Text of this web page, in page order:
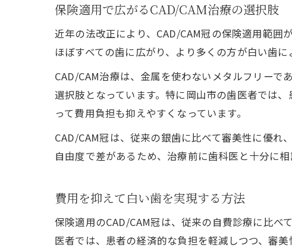
保険適用で広がるCAD/CAM治療の選択肢
近年の法改正により、CAD/CAM冠の保険適用範
ほぼすべての歯に広がり、より多くの方が白い歯
CAD/CAM治療は、金属を使わないメタルフリー
選択肢となっています。特に岡山市の歯医者では
って費用負担も抑えやすくなっています。
CAD/CAM冠は、従来の銀歯に比べて審美性に優
自由度で差があるため、治療前に歯科医と十分に
費用を抑えて白い歯を実現する方法
保険適用のCAD/CAM冠は、従来の自費診療に比
医者では、患者の経済的な負担を軽減しつつ、審